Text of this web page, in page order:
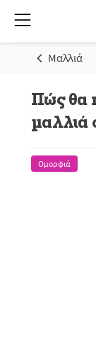
Μαλλιά
Πώς θα
μαλλιά
Ομορφιά